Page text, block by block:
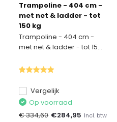
Trampoline - 404 cm -
met net & ladder - tot
150 kg
Trampoline - 404 cm -
met net & ladder - tot 15...
Vergelijk
Op voorraad
€ 334,60 €284,95 Incl. btw